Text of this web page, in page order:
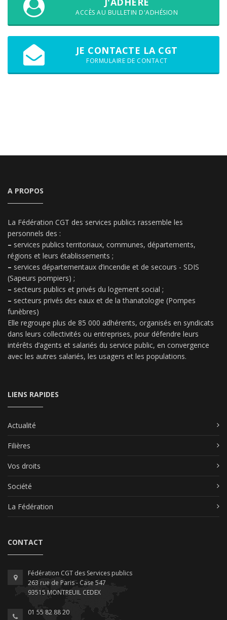
ACCÈS AU BULLETIN D'ADHÉSION
JE CONTACTE LA CGT
FORMULAIRE DE CONTACT
A PROPOS
La Fédération CGT des services publics rassemble les
personnels des :
– services publics territoriaux, communes, départements,
régions et leurs établissements ;
– services départementaux d’incendie et de secours - SDIS
(Sapeurs pompiers) ;
– secteurs publics et privés du logement social ;
– secteurs privés des eaux et de la thanatologie (Pompes
funèbres)
Elle regroupe plus de 85 000 adhérents, organisés en syndicats
dans leurs collectivités ou entreprises, pour défendre leurs
intérêts d’agents et salariés du service public, en convergence
avec les autres salariés, les usagers et les populations.
LIENS RAPIDES
Actualité
Filières
Vos droits
Société
La Fédération
CONTACT
Fédération CGT des Services publics
263 rue de Paris - Case 547
93515 MONTREUIL CEDEX
01 55 82 88 20